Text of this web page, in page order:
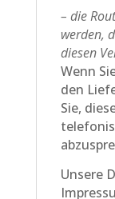
– die
werden,
diesen
Wenn
den
Sie,
Unsere